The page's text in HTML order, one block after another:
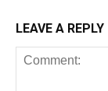
LEAVE A REPLY